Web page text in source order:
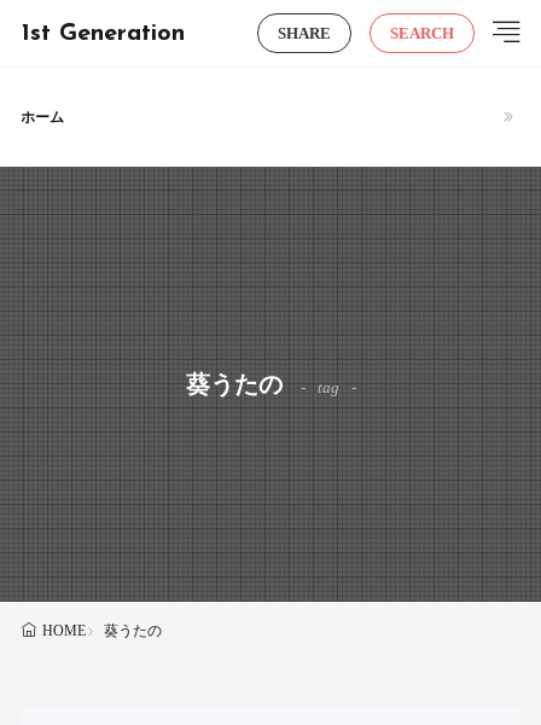
1st Generation SHARE SEARCH
ホーム
葵うたの tag
HOME 葵うたの